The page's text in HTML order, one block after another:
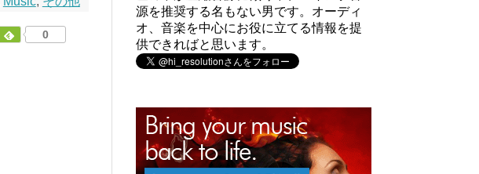
0
源を推奨する名もない男です。オーディ
オ、音楽を中心にお役に立てる情報を提
供できればと思います。